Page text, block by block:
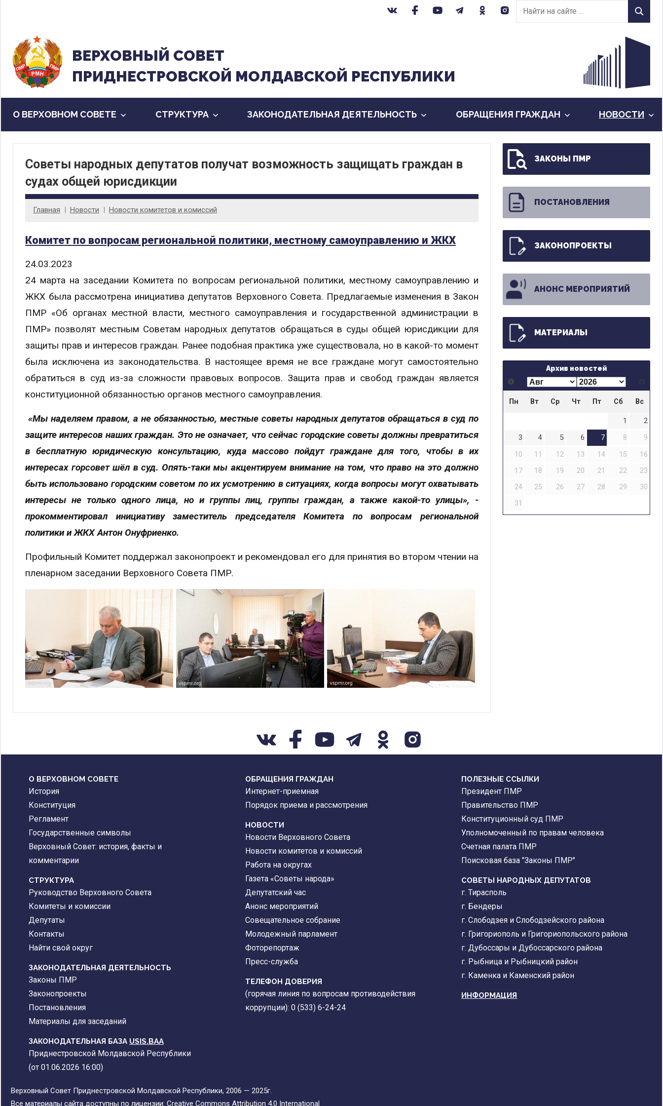
содержанию
Найти
на
Найти
ВЕРХОВНЫЙ CОВЕТ
ПРИДНЕСТРОВСКОЙ МОЛДАВСКОЙ РЕСПУБЛИКИ
О ВЕРХОВНОМ СОВЕТЕ CТРУКТУРА ЗАКОНОДАТЕЛЬНАЯ ДЕЯТЕЛЬНОСТЬ ОБРАЩЕНИЯ ГРАЖДАН НОВОСТИ
Советы народных депутатов получат возможность защищать граждан в
судах общей юрисдикции
Главная Новости Новости комитетов и комиссий
Комитет по вопросам региональной политики, местному самоуправлению и ЖКХ
24.03.2023
24 марта на заседании Комитета по вопросам региональной политики, местному самоуправлению и
ЖКХ была рассмотрена инициатива депутатов Верховного Совета. Предлагаемые изменения в Закон
ПМР «Об органах местной власти, местного самоуправления и государственной администрации в
ПМР» позволят местным Советам народных депутатов обращаться в суды общей юрисдикции для
защиты прав и интересов граждан. Ранее подобная практика уже существовала, но в какой-то момент
была исключена из законодательства. В настоящее время не все граждане могут самостоятельно
обратиться в суд из-за сложности правовых вопросов. Защита прав и свобод граждан является
конституционной обязанностью органов местного самоуправления.
«Мы наделяем правом, а не обязанностью, местные советы народных депутатов обращаться в суд по
защите интересов наших граждан. Это не означает, что сейчас городские советы должны превратиться
в бесплатную юридическую консультацию, куда массово пойдут граждане для того, чтобы в их
интересах горсовет шёл в суд. Опять-таки мы акцентируем внимание на том, что право на это должно
быть использовано городским советом по их усмотрению в ситуациях, когда вопросы могут охватывать
интересы не только одного лица, но и группы лиц, группы граждан, а также какой-то улицы», -
прокомментировал инициативу заместитель председателя Комитета по вопросам региональной
политики и ЖКХ Антон Онуфриенко.
Профильный Комитет поддержал законопроект и рекомендовал его для принятия во втором чтении на
пленарном заседании Верховного Совета ПМР.
ЗАКОНЫ ПМР
ПОСТАНОВЛЕНИЯ
ЗАКОНОПРОЕКТЫ
АНОНС МЕРОПРИЯТИЙ
МАТЕРИАЛЫ
Архив новостей
Пн Вт Ср Чт Пт Сб Вс
1
2
3
4 5 6 7 8
9
10
11 12 13 14 15
16
17
18 19 20 21 22
23
24
25 26 27 28 29
30
31
О ВЕРХОВНОМ СОВЕТЕ
История
Конституция
Регламент
Государственные символы
Верховный Совет: история, факты и
комментарии
CТРУКТУРА
Руководство Верховного Совета
Комитеты и комиссии
Депутаты
Контакты
Найти свой округ
ЗАКОНОДАТЕЛЬНАЯ ДЕЯТЕЛЬНОСТЬ
Законы ПМР
Законопроекты
Постановления
Материалы для заседаний
ЗАКОНОДАТЕЛЬНАЯ БАЗА USIS.BAA
Приднестровской Молдавской Республики
(от 01.06.2026 16:00)
ОБРАЩЕНИЯ ГРАЖДАН
Интернет-приемная
Порядок приема и рассмотрения
НОВОСТИ
Новости Верховного Совета
Новости комитетов и комиссий
Работа на округах
Газета «Советы народа»
Депутатский час
Анонс мероприятий
Совещательное собрание
Молодежный парламент
Фоторепортаж
Пресс-служба
ТЕЛЕФОН ДОВЕРИЯ
(горячая линия по вопросам противодействия
коррупции): 0 (533) 6-24-24
ПОЛЕЗНЫЕ ССЫЛКИ
Президент ПМР
Правительство ПМР
Конституционный суд ПМР
Уполномоченный по правам человека
Счетная палата ПМР
Поисковая база "Законы ПМР"
СОВЕТЫ НАРОДНЫХ ДЕПУТАТОВ
г. Тирасполь
г. Бендеры
г. Слободзея и Слободзейского района
г. Григориополь и Григориопольского района
г. Дубоссары и Дубоссарского района
г. Рыбница и Рыбницкий район
г. Каменка и Каменский район
ИНФОРМАЦИЯ
Верховный Совет Приднестровской Молдавской Республики, 2006 — 2025г.
Все материалы сайта доступны по лицензии: Creative Commons Attribution 4.0 International